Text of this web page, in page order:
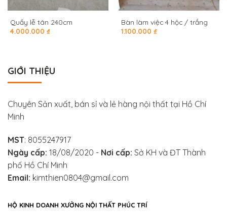
Quầy lễ tân 240cm
4.000.000 ₫
Bàn làm việc 4 hộc / trắng
1.100.000 ₫
GIỚI THIỆU
Chuyên Sản xuất, bán sỉ và lẻ hàng nội thất tại Hồ Chí
Minh
MST: 8055247917
Ngày cấp: 18/08/2020 - Nơi cấp: Sở KH và ĐT Thành
phố Hồ Chí Minh
Email: kimthien0804@gmail.com
HỘ KINH DOANH XƯỞNG NỘI THẤT PHÚC TRÍ